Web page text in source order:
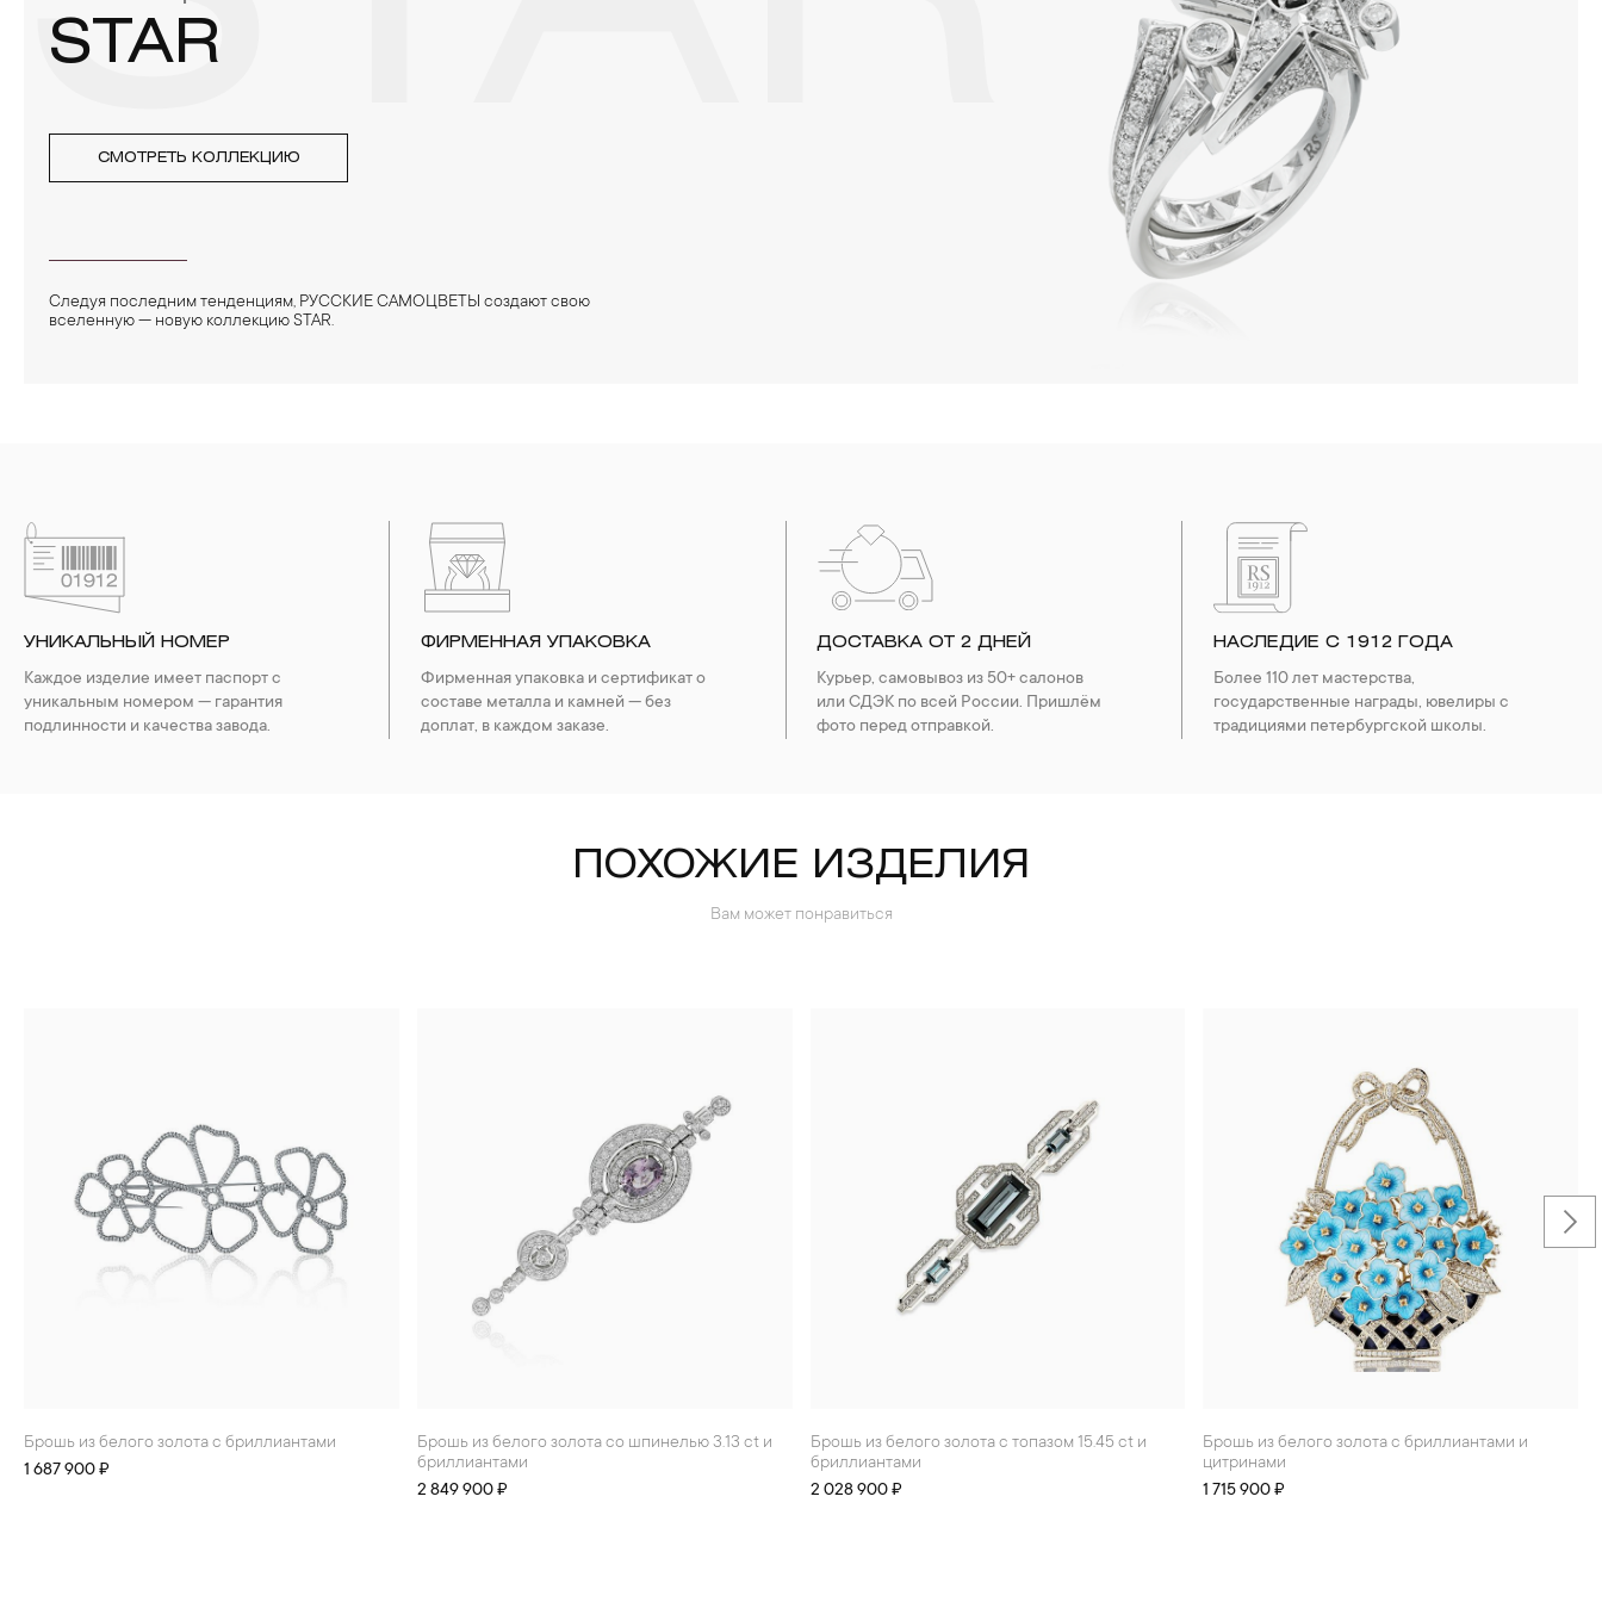
STAR
СМОТРЕТЬ КОЛЛЕКЦИЮ
Следуя последним тенденциям, РУССКИЕ САМОЦВЕТЫ создают свою
вселенную — новую коллекцию STAR.
УНИКАЛЬНЫЙ НОМЕР
Каждое изделие имеет паспорт с
уникальным номером — гарантия
подлинности и качества завода.
ФИРМЕННАЯ УПАКОВКА
Фирменная упаковка и сертификат о
составе металла и камней — без
доплат, в каждом заказе.
ДОСТАВКА ОТ 2 ДНЕЙ
Курьер, самовывоз из 50+ салонов
или СДЭК по всей России. Пришлём
фото перед отправкой.
НАСЛЕДИЕ С 1912 ГОДА
Более 110 лет мастерства,
государственные награды, ювелиры с
традициями петербургской школы.
ПОХОЖИЕ ИЗДЕЛИЯ
Вам может понравиться
Брошь из белого золота с бриллиантами
1 687 900 ₽
Брошь из белого золота со шпинелью 3.13 ct и
бриллиантами
2 849 900 ₽
Брошь из белого золота с топазом 15.45 ct и
бриллиантами
2 028 900 ₽
Брошь из белого золота с бриллиантами и
цитринами
1 715 900 ₽